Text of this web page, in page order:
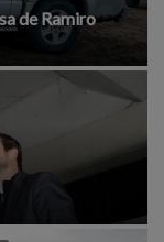
de Ramiro